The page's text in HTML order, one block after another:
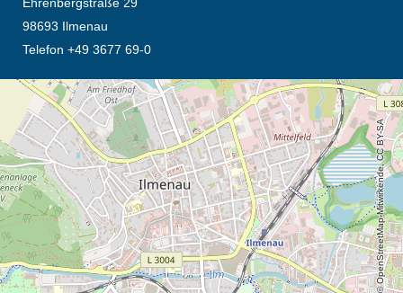
98693 Ilmenau
Telefon +49 3677 69-0
Öffnet die Anfahrtsbeschreibung in neuem Tab (Karte)
© OpenStreetMap-Mitwirkende, CC BY-SA